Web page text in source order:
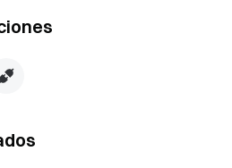
tokens deslistados deben
entre la versión traducida y